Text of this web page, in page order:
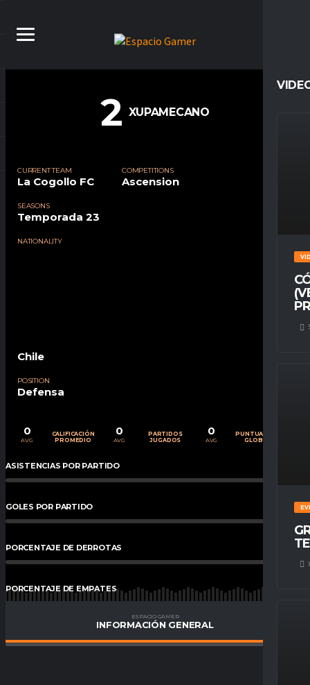
2 XUPAMECANO
CURRENT TEAM
La Cogollo FC
COMPETITIONS
Ascension
SEASONS
Temporada 23
NATIONALITY
Chile
POSITION
Defensa
0
AVG
CALIFICACIÓN
PROMEDIO
0
AVG
PARTIDOS
JUGADOS
0
AVG
PUNTUACIÓN
GLOBAL
ASISTENCIAS POR PARTIDO
GOLES POR PARTIDO %
PORCENTAJE DE DERROTAS %
PORCENTAJE DE EMPATES
PORCENTAJE DE VICTORIAS
ESPACIO GAMER
INFORMACIÓN GENERAL